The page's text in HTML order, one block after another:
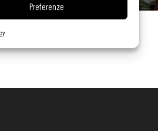
Preferenze